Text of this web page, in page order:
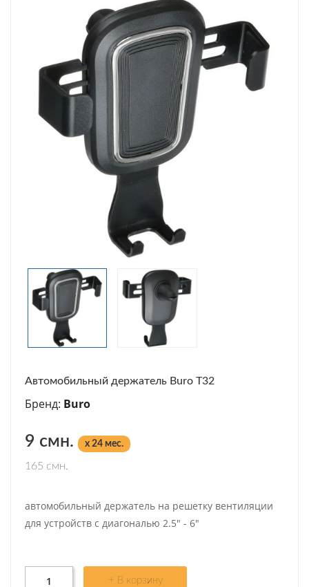
Автомобильный держатель Buro T32
Бренд: Buro
9 смн. x 24 мес.
165 смн.
автомобильный держатель на решетку вентиляции
для устройств с диагональю 2.5" - 6"
+ В корзину